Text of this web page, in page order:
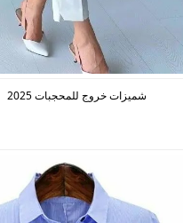
شميزات خروج للمحجبات 2025